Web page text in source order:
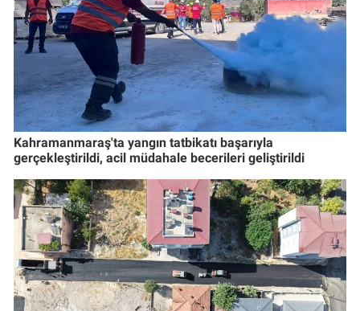
Kahramanmaraş'ta yangın tatbikatı başarıyla
gerçekleştirildi, acil müdahale becerileri geliştirildi